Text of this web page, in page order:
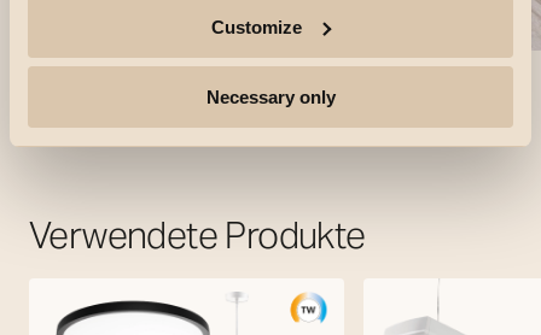
Customize
Necessary only
Verwendete Produkte